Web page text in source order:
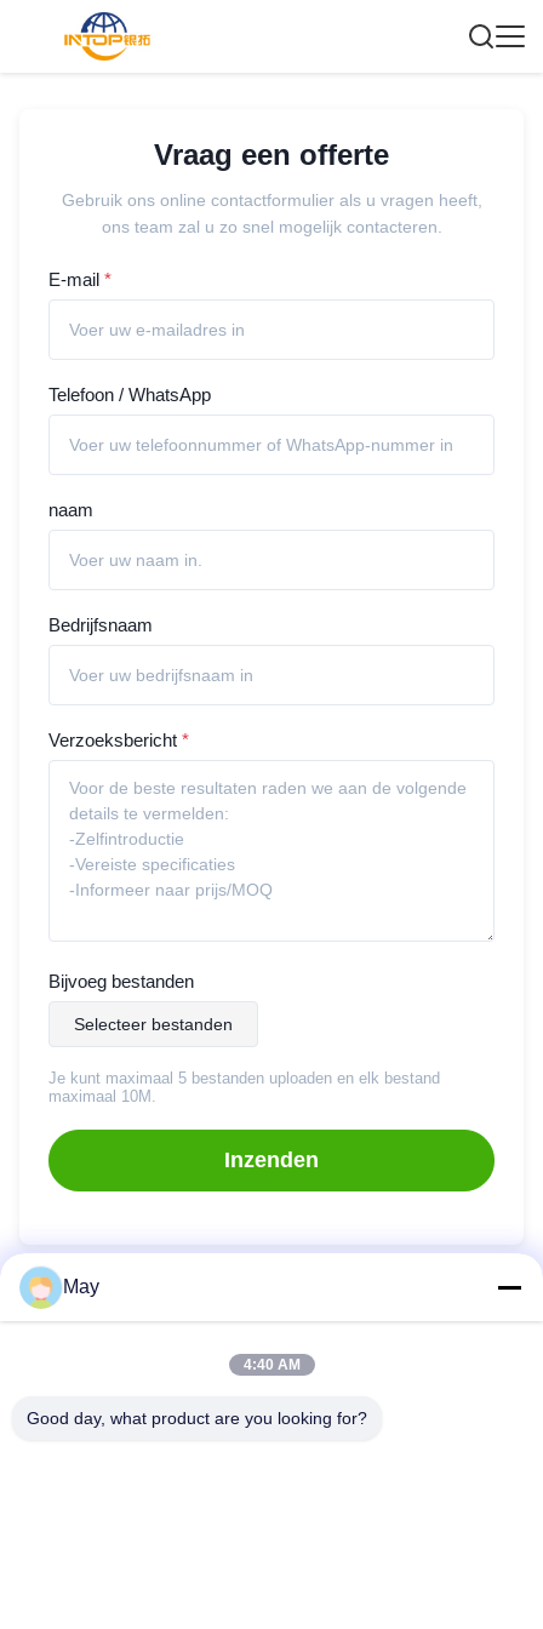
Vraag een offerte
Gebruik ons online contactformulier als u vragen heeft,
ons team zal u zo snel mogelijk contacteren.
E-mail *
Telefoon / WhatsApp
naam
Bedrijfsnaam
Verzoeksbericht *
Bijvoeg bestanden
Selecteer bestanden
Je kunt maximaal 5 bestanden uploaden en elk bestand
maximaal 10M.
Inzenden
Snelkoppelingen
Thuis
Over Ons
May
4:40 AM
Good day, what product are you looking for?